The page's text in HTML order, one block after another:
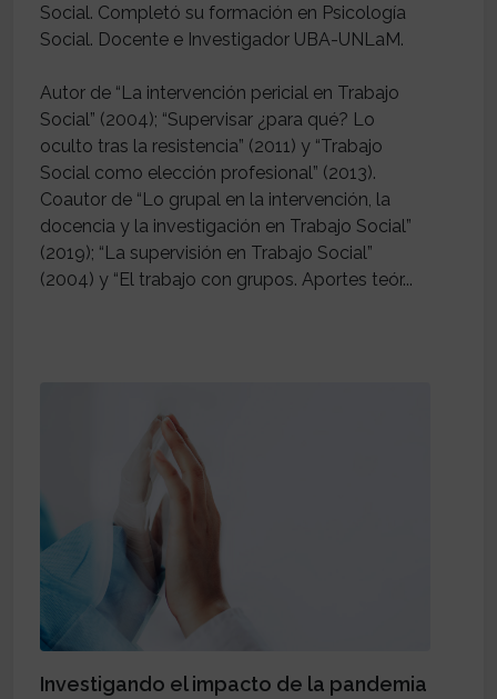
Social. Completó su formación en Psicología
Social. Docente e Investigador UBA-UNLaM.
Autor de “La intervención pericial en Trabajo
Social” (2004); “Supervisar ¿para qué? Lo
oculto tras la resistencia” (2011) y “Trabajo
Social como elección profesional” (2013).
Coautor de “Lo grupal en la intervención, la
docencia y la investigación en Trabajo Social”
(2019); “La supervisión en Trabajo Social”
(2004) y “El trabajo con grupos. Aportes teór...
Investigando el impacto de la pandemia